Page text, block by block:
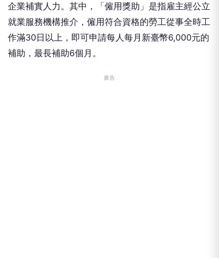
就業服務機構推介，僱用符合資格的勞工從事全時工
作滿30日以上，即可申請每人每月新臺幣6,000元的
補助，最長補助6個月。